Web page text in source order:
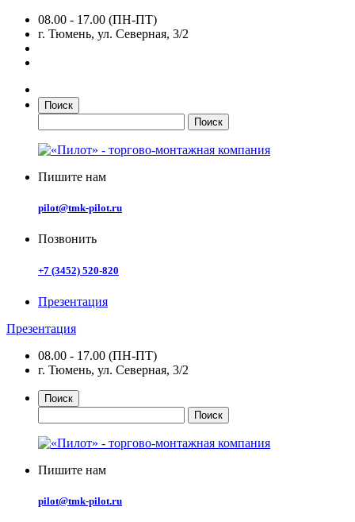
08.00 - 17.00 (ПН-ПТ)
г. Тюмень, ул. Северная, 3/2
Поиск
Пишите нам
pilot@tmk-pilot.ru
Позвонить
+7 (3452) 520-820
Презентация
Презентация
08.00 - 17.00 (ПН-ПТ)
г. Тюмень, ул. Северная, 3/2
Поиск
Пишите нам
pilot@tmk-pilot.ru